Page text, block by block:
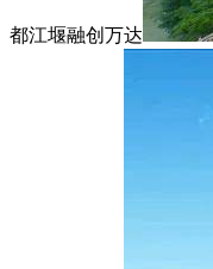
都江堰融创万达